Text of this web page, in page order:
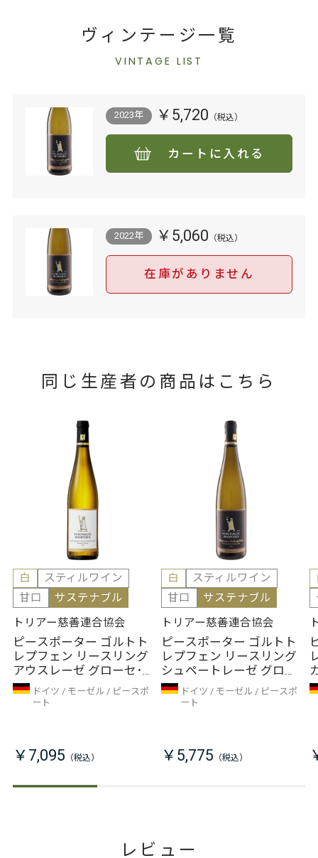
ヴィンテージ一覧
VINTAGE LIST
2023年 ￥5,720
カートに入れる
2022年 ￥5,060
在庫がありません
同じ生産者の商品はこちら
白
スティルワイン
甘口
サステナブル
トリアー慈善連合協会
ピースポーター ゴルトト
レプフェン リースリング
アウスレーゼ グローセ･
ラーゲ（2018年）
ドイツ モーゼル
ピースポ
ート
￥7,095
白
スティルワイン
甘口
サステナブル
トリアー慈善連合協会
ピースポーター ゴルトト
レプフェン リースリング
シュペートレーゼ グロー
セ･ラーゲ（2022年）
ドイツ モーゼル
ピースポ
ート
￥5,775
レビュー